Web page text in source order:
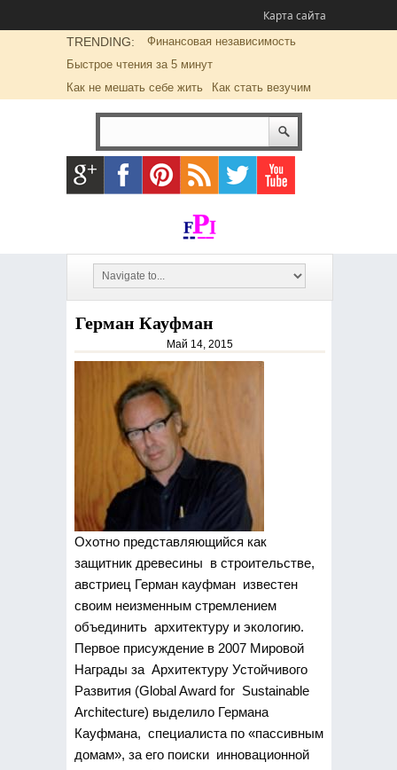
Карта сайта
TRENDING:
Финансовая независимость
Быстрое чтения за 5 минут
Как не мешать себе жить
Как стать везучим
Герман Кауфман
Май 14, 2015
Охотно представляющийся как
защитник древесины в строительстве,
австриец Герман кауфман известен
своим неизменным стремлением
объединить архитектуру и экологию.
Первое присуждение в 2007 Мировой
Награды за Архитектуру Устойчивого
Развития (Global Award for Sustainable
Architecture) выделило Германа
Кауфмана, специалиста по «пассивным
домам», за его поиски инновационной